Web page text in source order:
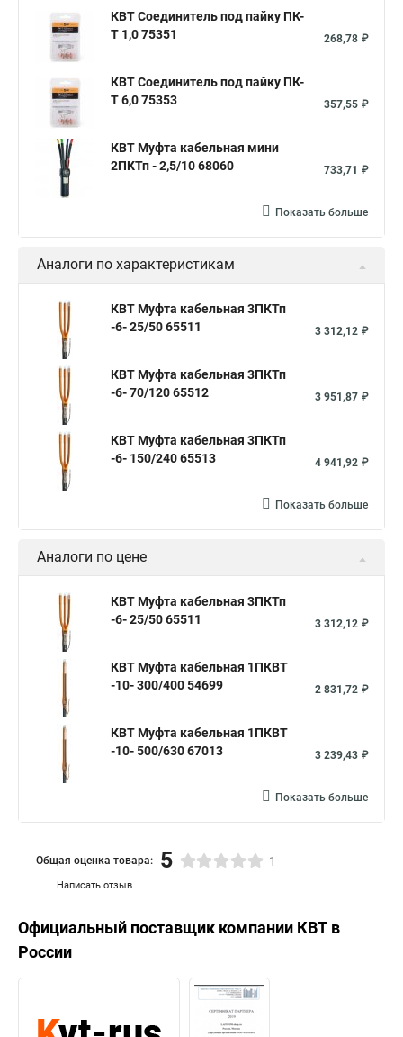
КВТ Соединитель под пайку ПК-
Т 1,0 75351
268,78 ₽
КВТ Соединитель под пайку ПК-
Т 6,0 75353
357,55 ₽
КВТ Муфта кабельная мини
2ПКТп - 2,5/10 68060
733,71 ₽
Показать больше
Аналоги по характеристикам
КВТ Муфта кабельная 3ПКТп
-6- 25/50 65511
3 312,12 ₽
КВТ Муфта кабельная 3ПКТп
-6- 70/120 65512
3 951,87 ₽
КВТ Муфта кабельная 3ПКТп
-6- 150/240 65513
4 941,92 ₽
Показать больше
Аналоги по цене
КВТ Муфта кабельная 3ПКТп
-6- 25/50 65511
3 312,12 ₽
КВТ Муфта кабельная 1ПКВТ
-10- 300/400 54699
2 831,72 ₽
КВТ Муфта кабельная 1ПКВТ
-10- 500/630 67013
3 239,43 ₽
Показать больше
Написать отзыв
Общая оценка товара: 5 1
Официальный поставщик компании КВТ в
России